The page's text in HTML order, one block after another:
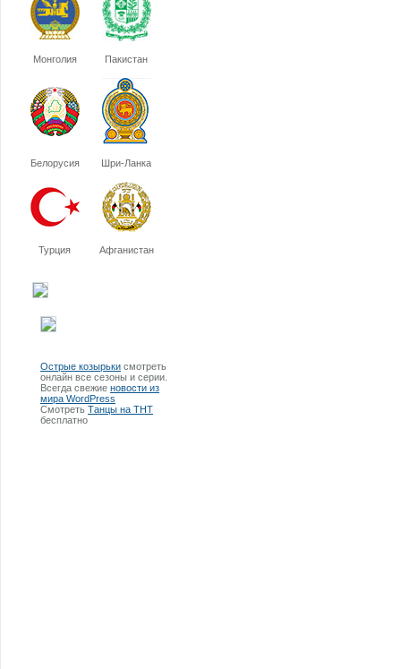
Монголия Пакистан
Белорусия Шри-Ланка
Турция Афганистан
Острые козырьки смотреть
онлайн все сезоны и серии.
Всегда свежие новости из
мира WordPress
Смотреть Танцы на ТНТ
бесплатно